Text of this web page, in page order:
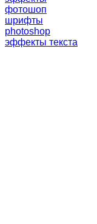
фотошоп
шрифты
photoshop
эффекты текста